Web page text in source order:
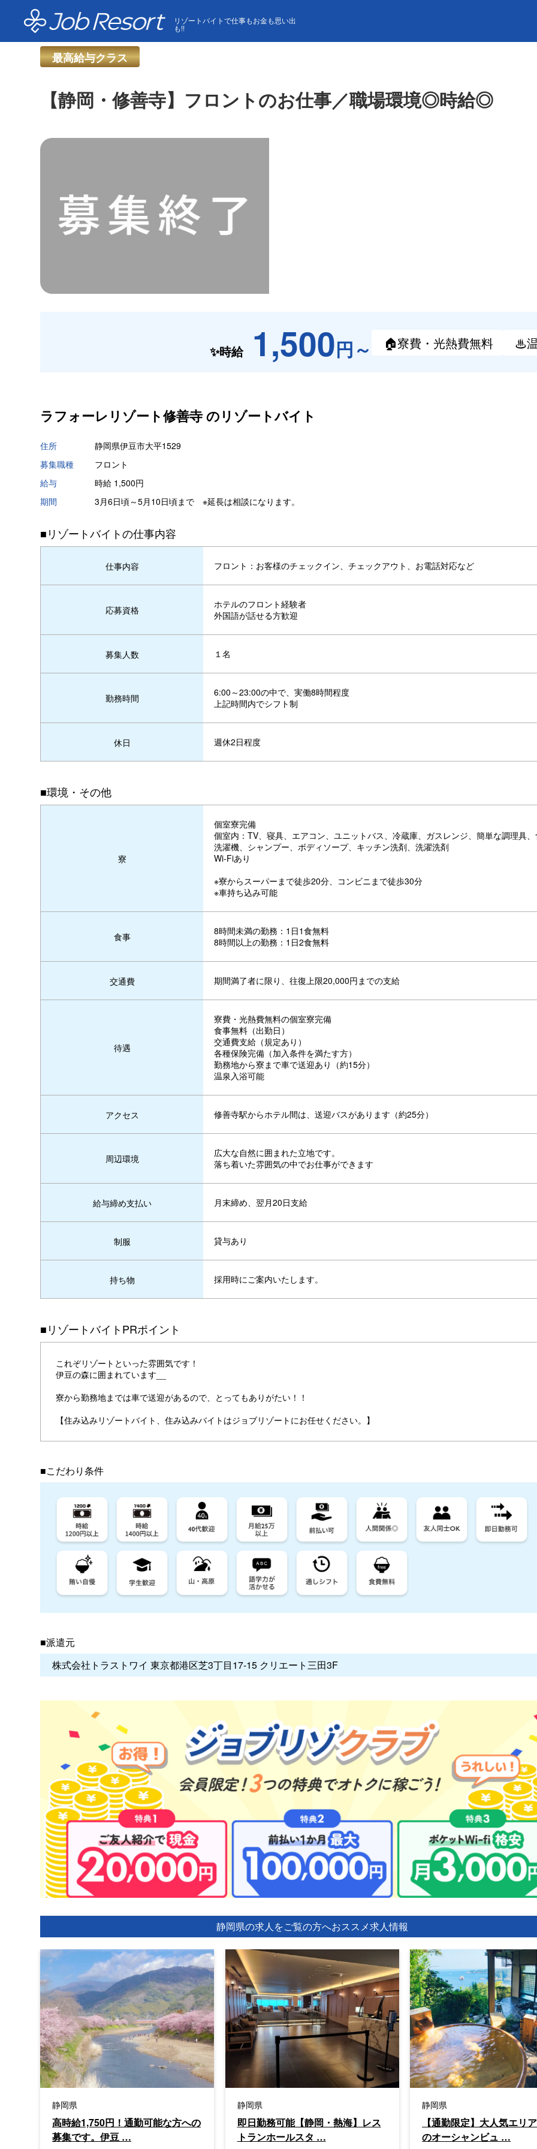
リゾートバイトで仕事もお金も思い出
も!!
HOME 求人一覧
最高給与クラス
【静岡・修善寺】フロントのお仕事／職場環境◎時給◎
✨時給 1,500円～ 🏠寮費・ 光熱費無料 ♨
ラフォーレリゾート修善寺 のリゾートバイト
住所
静岡県伊豆市大平1529
募集職種
フロント
給与
時給 1,500円
期間
3月6日頃～5月10日頃まで ※延長は相談になります。
■リゾートバイトの仕事内容
仕事内容 フロント：お客様のチェックイン、チェックアウト、お電話対応など
応募資格
ホテルのフロント経験者
外国語が話せる方歓迎
募集人数 １名
勤務時間
6:00～23:00の中で、実働8時間程度
上記時間内でシフト制
休日 週休2日程度
■環境・その他
寮
個室寮完備
個室内：TV、寝具、エアコン、ユニットバス、冷蔵庫、ガスレンジ、簡単な調理具
洗濯機、シャンプー、ボディソープ、キッチン洗剤、洗濯洗剤
Wi-Fiあり
※寮からスーパーまで徒歩20分、コンビニまで徒歩30分
※車持ち込み可能
食事
8時間未満の勤務：1日1食無料
8時間以上の勤務：1日2食無料
交通費 期間満了者に限り、往復上限20,000円までの支給
待遇
寮費・光熱費無料の個室寮完備
食事無料（出勤日）
交通費支給（規定あり）
各種保険完備（加入条件を満たす方）
勤務地から寮まで車で送迎あり（約15分）
温泉入浴可能
アクセス 修善寺駅からホテル間は、送迎バスがあります（約25分）
周辺環境
広大な自然に囲まれた立地です。
落ち着いた雰囲気の中でお仕事ができます
給与締め支払い 月末締め、翌月20日支給
制服 貸与あり
持ち物 採用時にご案内いたします。
■リゾートバイトPRポイント
これぞリゾートといった雰囲気です！
伊豆の森に囲まれています__
寮から勤務地までは車で送迎があるので、とってもありがたい！！
【住み込みリゾートバイト、住み込みバイトはジョブリゾートにお任せください。】
■こだわり条件
■派遣元
株式会社トラストワイ 東京都港区芝3丁目17-15 クリエート三田3F
静岡県の求人をご覧の方へおススメ求人情報
静岡県
高時給1,750円！通勤可能な方への
募集です。伊豆 …
静岡県
即日勤務可能【静岡・熱海】レス
トランホールスタ …
静岡県
【通勤限定】大人気エリ
のオーシャンビュ …